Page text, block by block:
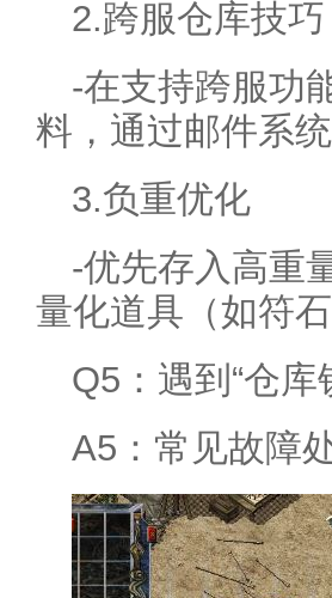
2.跨服仓库技巧
-在支持跨服功
料，通过邮件系
3.负重优化
-优先存入高重
量化道具（如符石
Q5：遇到“仓
A5：常见故障